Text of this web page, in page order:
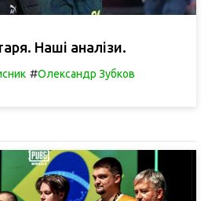
Наші аналізи.
#Олександр Зубков